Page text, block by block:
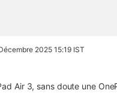
2025 15:19 IST
Air 3, sans doute une